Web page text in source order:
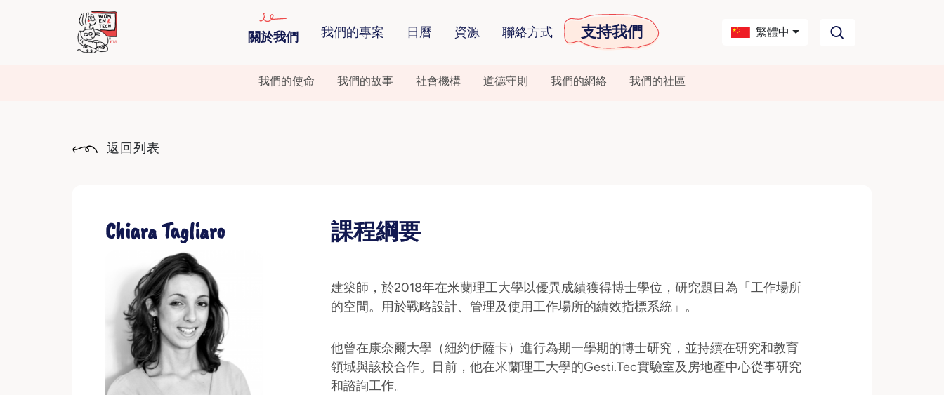
關於我們 我們的專案 日曆 資源 聯絡方式 支持我們 繁體中
我們的使命 我們的故事 社會機構 道德守則 我們的網絡 我們的社區
返回列表
Chiara Tagliaro 課程綱要
建築師，於2018年在米蘭理工大學以優異成績獲得博士學位，研究題目為「工作場所
的空間。用於戰略設計、管理及使用工作場所的績效指標系統」。
他曾在康奈爾大學（紐約伊薩卡）進行為期一學期的博士研究，並持續在研究和教育
領域與該校合作。目前，他在米蘭理工大學的Gesti.Tec實驗室及房地產中心從事研究
和諮詢工作。